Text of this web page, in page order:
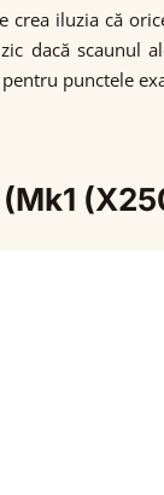
iluzia că
dacă
punctele